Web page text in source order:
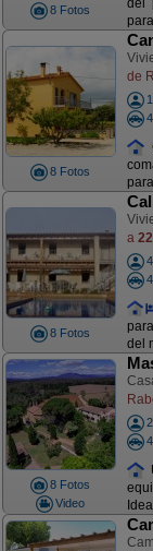
8 Fotos
del
8 Fotos
de
8 Fotos
a
del
8 Fotos
Video